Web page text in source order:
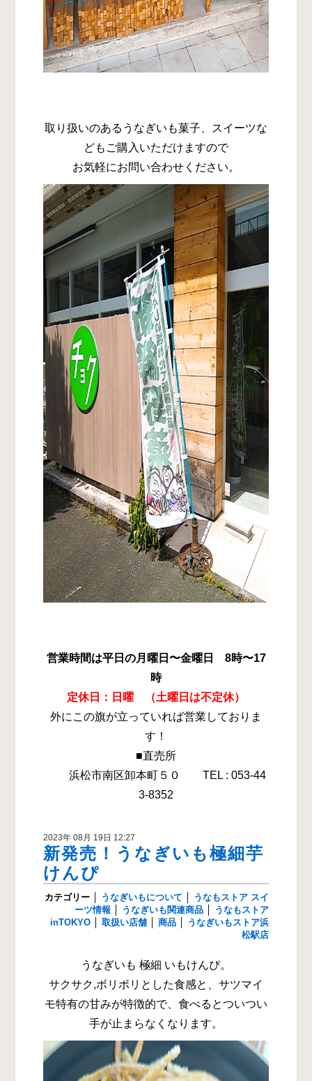
取り扱いのあるうなぎいも菓子、スイーツな
どもご購入いただけますので
お気軽にお問い合わせください。
営業時間は平日の月曜日〜金曜日 8時〜17
時
定休日：日曜 （土曜日は不定休）
外にこの旗が立っていれば営業しておりま
す！
■直売所
浜松市南区卸本町５０ TEL : 053-44
3-8352
2023年 08月 19日 12:27
新発売！うなぎいも極細芋
けんぴ
カテゴリー うなぎいもについて
うなもストア スイ
ーツ情報
うなぎいも関連商品
うなもストア
inTOKYO
取扱い店舗 商品
うなぎいもストア浜
松駅店
うなぎいも 極細 いもけんぴ。
サクサク,ボリボリとした食感と、サツマイ
モ特有の甘みが特徴的で、食べるとついつい
手が止まらなくなります。